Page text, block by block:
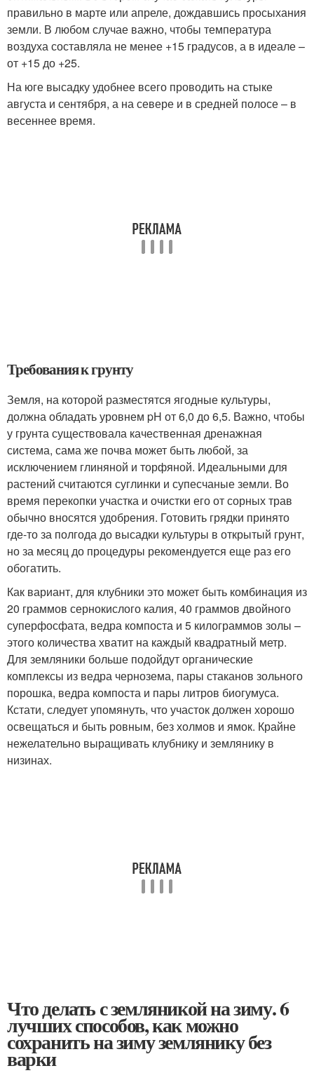
правильно в марте или апреле, дождавшись просыхания
земли. В любом случае важно, чтобы температура
воздуха составляла не менее +15 градусов, а в идеале –
от +15 до +25.
На юге высадку удобнее всего проводить на стыке
августа и сентября, а на севере и в средней полосе – в
весеннее время.
Требования к грунту
Земля, на которой разместятся ягодные культуры,
должна обладать уровнем pH от 6,0 до 6,5. Важно, чтобы
у грунта существовала качественная дренажная
система, сама же почва может быть любой, за
исключением глиняной и торфяной. Идеальными для
растений считаются суглинки и супесчаные земли. Во
время перекопки участка и очистки его от сорных трав
обычно вносятся удобрения. Готовить грядки принято
где-то за полгода до высадки культуры в открытый грунт,
но за месяц до процедуры рекомендуется еще раз его
обогатить.
Как вариант, для клубники это может быть комбинация из
20 граммов сернокислого калия, 40 граммов двойного
суперфосфата, ведра компоста и 5 килограммов золы –
этого количества хватит на каждый квадратный метр.
Для земляники больше подойдут органические
комплексы из ведра чернозема, пары стаканов зольного
порошка, ведра компоста и пары литров биогумуса.
Кстати, следует упомянуть, что участок должен хорошо
освещаться и быть ровным, без холмов и ямок. Крайне
нежелательно выращивать клубнику и землянику в
низинах.
Что делать с земляникой на зиму. 6
лучших способов, как можно
сохранить на зиму землянику без
варки